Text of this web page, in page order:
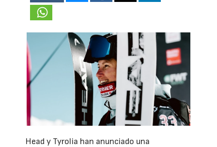
Head y Tyrolia han anunciado una